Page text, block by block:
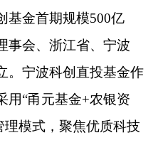
金首期规模500亿
事会、浙江省、宁波
。宁波科创直投基金作
用“甬元基金+农银资
理模式，聚焦优质科技